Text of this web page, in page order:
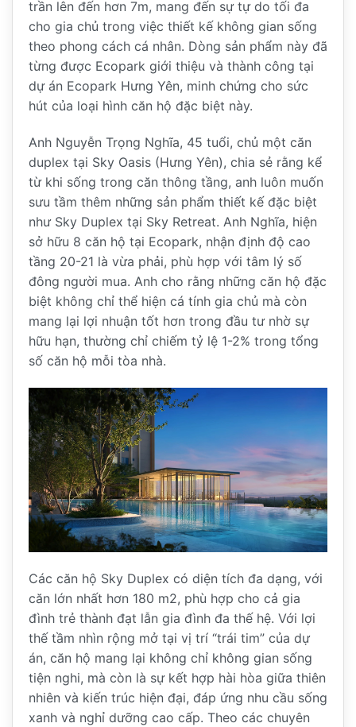
trần lên đến hơn 7m, mang đến sự tự do tối đa
cho gia chủ trong việc thiết kế không gian sống
theo phong cách cá nhân. Dòng sản phẩm này đã
từng được Ecopark giới thiệu và thành công tại
dự án Ecopark Hưng Yên, minh chứng cho sức
hút của loại hình căn hộ đặc biệt này.
Anh Nguyễn Trọng Nghĩa, 45 tuổi, chủ một căn
duplex tại Sky Oasis (Hưng Yên), chia sẻ rằng kể
từ khi sống trong căn thông tầng, anh luôn muốn
sưu tầm thêm những sản phẩm thiết kế đặc biệt
như Sky Duplex tại Sky Retreat. Anh Nghĩa, hiện
sở hữu 8 căn hộ tại Ecopark, nhận định độ cao
tầng 20-21 là vừa phải, phù hợp với tâm lý số
đông người mua. Anh cho rằng những căn hộ đặc
biệt không chỉ thể hiện cá tính gia chủ mà còn
mang lại lợi nhuận tốt hơn trong đầu tư nhờ sự
hữu hạn, thường chỉ chiếm tỷ lệ 1-2% trong tổng
số căn hộ mỗi tòa nhà.
Các căn hộ Sky Duplex có diện tích đa dạng, với
căn lớn nhất hơn 180 m2, phù hợp cho cả gia
đình trẻ thành đạt lẫn gia đình đa thế hệ. Với lợi
thế tầm nhìn rộng mở tại vị trí “trái tim” của dự
án, căn hộ mang lại không chỉ không gian sống
tiện nghi, mà còn là sự kết hợp hài hòa giữa thiên
nhiên và kiến trúc hiện đại, đáp ứng nhu cầu sống
xanh và nghỉ dưỡng cao cấp. Theo các chuyên